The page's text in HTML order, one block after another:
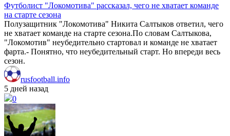
Футболист "Локомотива" рассказал, чего не хватает команде
на старте сезона
Полузащитник "Локомотива" Никита Салтыков ответил, чего
не хватает команде на старте сезона.По словам Салтыкова,
"Локомотив" неубедительно стартовал и команде не хватает
фарта.- Понятно, что неубедительный старт. Но впереди весь
сезон.
rusfootball.info
5 дней назад
0